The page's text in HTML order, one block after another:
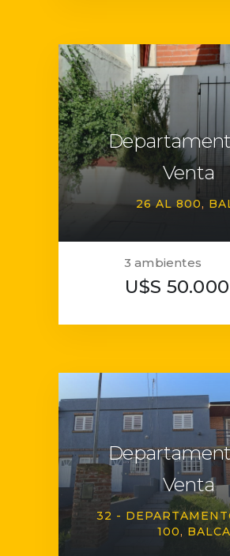
Venta
26 AL 800
3 ambientes
U$S 50.000
Venta
32 -
100